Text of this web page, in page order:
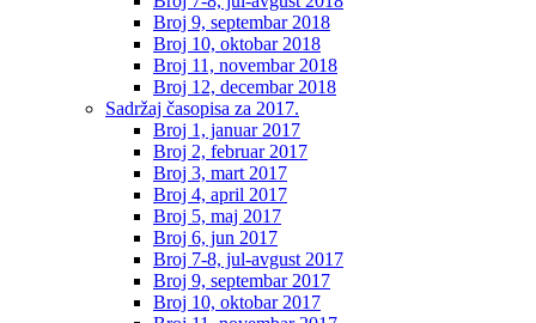
Broj 9, septembar 2018
Broj 10, oktobar 2018
Broj 11, novembar 2018
Broj 12, decembar 2018
Sadržaj časopisa za 2017.
Broj 1, januar 2017
Broj 2, februar 2017
Broj 3, mart 2017
Broj 4, april 2017
Broj 5, maj 2017
Broj 6, jun 2017
Broj 7-8, jul-avgust 2017
Broj 9, septembar 2017
Broj 10, oktobar 2017